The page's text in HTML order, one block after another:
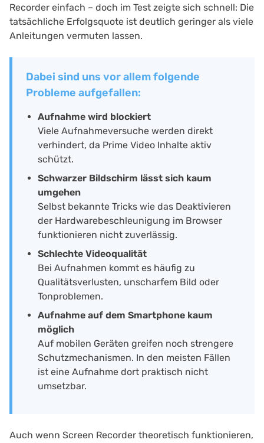
Recorder einfach – doch im Test zeigte sich schnell: Die
tatsächliche Erfolgsquote ist deutlich geringer als viele
Anleitungen vermuten lassen.
Dabei sind uns vor allem folgende
Probleme aufgefallen:
Aufnahme wird blockiert
Viele Aufnahmeversuche werden direkt
verhindert, da Prime Video Inhalte aktiv
schützt.
Schwarzer Bildschirm lässt sich kaum
umgehen
Selbst bekannte Tricks wie das Deaktivieren
der Hardwarebeschleunigung im Browser
funktionieren nicht zuverlässig.
Schlechte Videoqualität
Bei Aufnahmen kommt es häufig zu
Qualitätsverlusten, unscharfem Bild oder
Tonproblemen.
Aufnahme auf dem Smartphone kaum
möglich
Auf mobilen Geräten greifen noch strengere
Schutzmechanismen. In den meisten Fällen
ist eine Aufnahme dort praktisch nicht
umsetzbar.
Auch wenn Screen Recorder theoretisch funktionieren,